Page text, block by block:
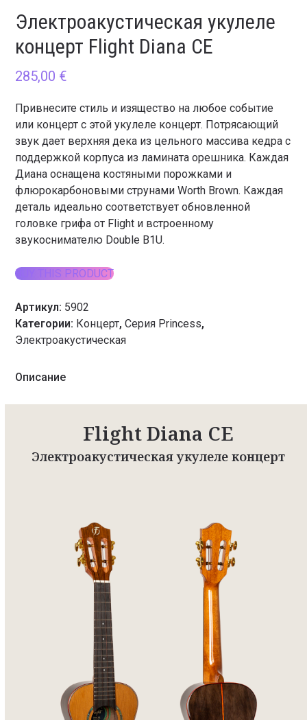
Электроакустическая укулеле
концерт Flight Diana CE
285,00 €
Привнесите стиль и изящество на любое событие
или концерт с этой укулеле концерт. Потрясающий
звук дает верхняя дека из цельного массива кедра с
поддержкой корпуса из ламината орешника. Каждая
Диана оснащена костяными порожками и
флюрокарбоновыми струнами Worth Brown. Каждая
деталь идеально соответствует обновленной
головке грифа от Flight и встроенному
звукоснимателю Double B1U.
BUY THIS PRODUCT
Артикул: 5902
Категории: Концерт,Серия Princess,
Электроакустическая
Описание
Flight Diana CE
Электроакустическая укулеле концерт